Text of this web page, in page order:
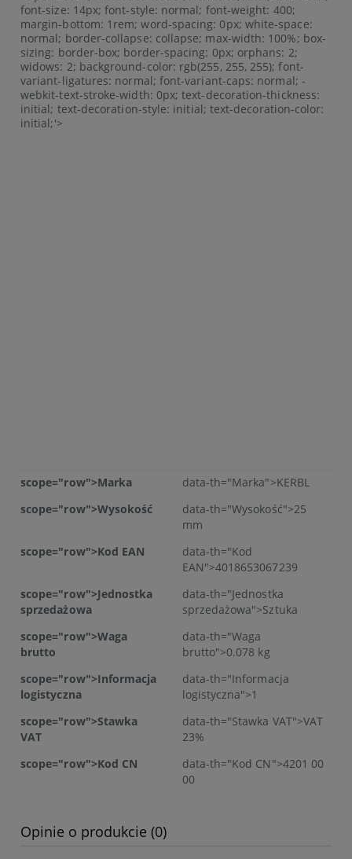
font-size: 14px; font-style: normal; font-weight: 400;
margin-bottom: 1rem; word-spacing: 0px; white-space:
normal; border-collapse: collapse; max-width: 100%; box-
sizing: border-box; border-spacing: 0px; orphans: 2;
widows: 2; background-color: rgb(255, 255, 255); font-
variant-ligatures: normal; font-variant-caps: normal; -
webkit-text-stroke-width: 0px; text-decoration-thickness:
initial; text-decoration-style: initial; text-decoration-color:
initial;'>
scope="row">Marka
data-th="Marka">KERBL
scope="row">Wysokość
data-th="Wysokość">25
mm
scope="row">Kod EAN
data-th="Kod
EAN">4018653067239
scope="row">Jednostka
sprzedażowa
data-th="Jednostka
sprzedażowa">Sztuka
scope="row">Waga
brutto
data-th="Waga
brutto">0.078 kg
scope="row">Informacja
logistyczna
data-th="Informacja
logistyczna">1
scope="row">Stawka
VAT
data-th="Stawka VAT">VAT
23%
scope="row">Kod CN
data-th="Kod CN">4201 00
00
Opinie o produkcie (0)